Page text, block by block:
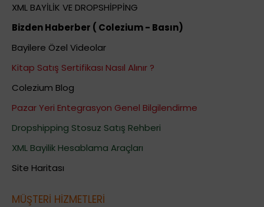
XML BAYİLİK VE DROPSHİPPİNG
Bizden Haberber ( Colezium - Basın)
Bayilere Özel Videolar
Kitap Satış Sertifikası Nasıl Alınır ?
Colezium Blog
Pazar Yeri Entegrasyon Genel Bilgilendirme
Dropshipping Stosuz Satış Rehberi
XML Bayilik Hesablama Araçları
Site Haritası
MÜŞTERİ HİZMETLERİ